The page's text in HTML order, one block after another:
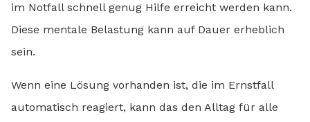
im Notfall schnell genug Hilfe erreicht werden kann.
Diese mentale Belastung kann auf Dauer erheblich
sein.
Wenn eine Lösung vorhanden ist, die im Ernstfall
automatisch reagiert, kann das den Alltag für alle